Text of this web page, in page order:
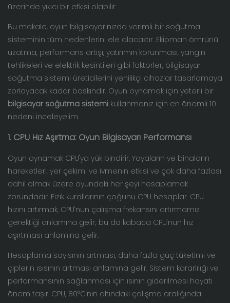
üzerinde yıkıcı bir etkisi olabilir.
Bu makale, oyun bilgisayarınızda verimli bir soğutma
sisteminin tüm nedenlerini ele alacaktır. Ekipman ömrünü
uzatma, performans artışı, yatırımın korunması, yangın
tehlikeleri ve elektrik kesintileri gibi faktörler, bilgisayar
soğutma sistemi üreticilerini yenilikçi cihazlar tasarlamaya
zorlayacak kadar baskındır. Oyun oynamak için yeterli bir
bilgisayar soğutma sistemi kullanmanız için en önemli 10
nedeni inceleyelim.
1. CPU Hız Aşırtma: Oyun Bilgisayarı Performansı
Oyun oynamak CPU'ya yük bindirir. Yayaların ve binaların
hareketleri, yer çekimi ve ivmenin etkisi ve çok daha fazlası
dahil olmak üzere oyundaki her şeyi hesaplamak
zorundadır. Fizik kurallarının çoğunu CPU hesaplar. CPU
hızını artırmak, CPU'nun çalışma frekansını artırmamız
gerektiği anlamına gelir; bu da kabaca CPU'nun hız
aşırtması anlamına gelir.
Hesaplama sayısının artması, daha fazla güç tüketimi ve
çiplerin ısısının artması anlamına gelir. Sistem kararlılığı ve
performansının sağlanması için ısının giderilmesi hayati
önem taşır. CPU, 80°C'nin altındaki çalışma aralığında